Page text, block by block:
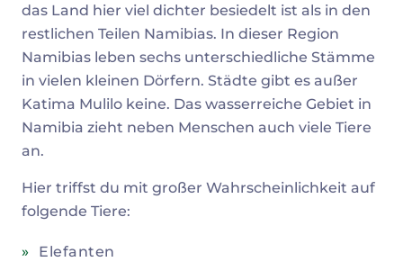
das Land hier viel dichter besiedelt ist als in den
restlichen Teilen Namibias. In dieser Region
Namibias leben sechs unterschiedliche Stämme
in vielen kleinen Dörfern. Städte gibt es außer
Katima Mulilo keine. Das wasserreiche Gebiet in
Namibia zieht neben Menschen auch viele Tiere
an.
Hier triffst du mit großer Wahrscheinlichkeit auf
folgende Tiere:
Elefanten